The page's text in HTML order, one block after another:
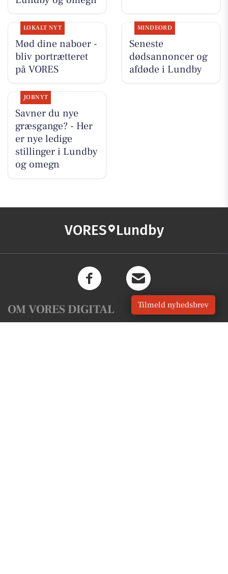
LOKALT NYT
Mød dine naboer -
bliv portrætteret
på VORES
MINDEORD
Seneste
dødsannoncer og
afdøde i Lundby
JOBNYT
Savner du nye
græsgange? - Her
er nye ledige
stillinger i Lundby
og omegn
VORES Lundby
OM VORES DIGITAL Tilmeld nyhedsbrev